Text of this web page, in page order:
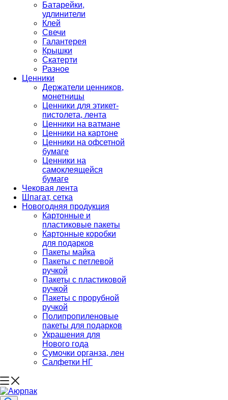
Батарейки,
удлинители
Клей
Свечи
Галантерея
Крышки
Скатерти
Разное
Ценники
Держатели ценников,
монетницы
Ценники для этикет-
пистолета, лента
Ценники на ватмане
Ценники на картоне
Ценники на офсетной
бумаге
Ценники на
самоклеящейся
бумаге
Чековая лента
Шпагат, сетка
Новогодняя продукция
Картонные и
пластиковые пакеты
Картонные коробки
для подарков
Пакеты майка
Пакеты с петлевой
ручкой
Пакеты с пластиковой
ручкой
Пакеты с прорубной
ручкой
Полипропиленовые
пакеты для подарков
Украшения для
Нового года
Сумочки органза, лен
Салфетки НГ